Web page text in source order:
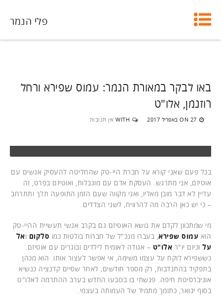
פלי הנמר
באו לבקר במאורת הנמר: עמוס שפירא ורחל
רוזנמן, אלו"ט
ON 27 באפריל 2017 WITH אין תגובות
בכל פעם שאני קורא על חברת היי-טק שהחליטה להעסיק אנשים עם
אוטיזם, אני מתרגש. העסקת אדם עם מוגבלות, ואוטיזם בפרט, זה
עדיין לא דבר מובן מאליו, ואני מקווה שעם הזמן התופעה תלך ותתרחב
– כי יש כאן הרבה מה להרוויח, לשני הצדדים.
מי שמתכוון לקדם את נושא האוטיזם גם בקרב אנשי תעשיית ההיי-טק
הוא עמוס שפירא, בעברו מנכ"ל של חברות בולטות כמו סלקום ואל
על וכיום יו"ר אלו"ט – אגודה לאומית לילדים ובוגרים עם אוטיזם.
כששפירא לוקח על עצמו משימה, אי אפשר לעצור אותו. הוא מכהן
בתפקיד בהתנדבות, רק מספר חודשים, לאחר שסיים קדנציה כנשיא
אוניברסיטת חיפה. פגשתי בו בכובעו החדש בערב ההתרמה לאלו"ט
בסוף ינואר, כתומך מתמיד של העמותה בעצמי.